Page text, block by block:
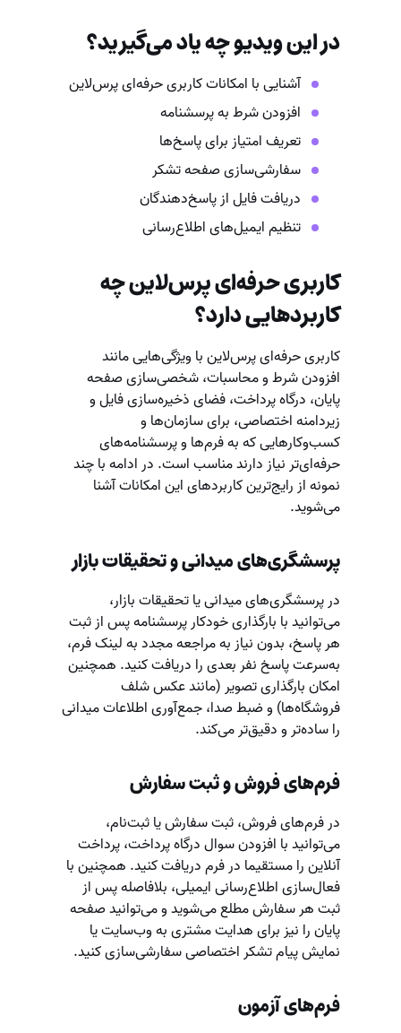
در این ویدیو چه یاد می‌گیرید؟
آشنایی با امکانات کاربری حرفه‌ای پرس‌لاین
افزودن شرط به پرسشنامه
تعریف امتیاز برای پاسخ‌ها
سفارشی‌سازی صفحه تشکر
دریافت فایل از پاسخ‌دهندگان
تنظیم ایمیل‌های اطلاع‌رسانی
کاربری حرفه‌ای پرس‌لاین چه
کاربردهایی دارد؟
کاربری حرفه‌ای پرس‌لاین با ویژگی‌هایی مانند
افزودن شرط و محاسبات، شخصی‌سازی صفحه
پایان، درگاه پرداخت، فضای ذخیره‌سازی فایل و
زیردامنه اختصاصی، برای سازمان‌ها و
کسب‌وکارهایی که به فرم‌ها و پرسشنامه‌های
حرفه‌ای‌تر نیاز دارند مناسب است. در ادامه با چند
نمونه از رایج‌ترین کاربردهای این امکانات آشنا
می‌شوید.
پرسشگری‌های میدانی و تحقیقات بازار
در پرسشگری‌های میدانی یا تحقیقات بازار،
می‌توانید با بارگذاری خودکار پرسشنامه پس از ثبت
هر پاسخ، بدون نیاز به مراجعه مجدد به لینک فرم،
به‌سرعت پاسخ نفر بعدی را دریافت کنید. همچنین
امکان بارگذاری تصویر (مانند عکس شلف
فروشگاه‌ها) و ضبط صدا، جمع‌آوری اطلاعات میدانی
را ساده‌تر و دقیق‌تر می‌کند.
فرم‌های فروش و ثبت سفارش
در فرم‌های فروش، ثبت سفارش یا ثبت‌نام،
می‌توانید با افزودن سوال درگاه پرداخت، پرداخت
آنلاین را مستقیما در فرم دریافت کنید. همچنین با
فعال‌سازی اطلاع‌رسانی ایمیلی، بلافاصله پس از
ثبت هر سفارش مطلع می‌شوید و می‌توانید صفحه
پایان را نیز برای هدایت مشتری به وب‌سایت یا
نمایش پیام تشکر اختصاصی سفارشی‌سازی کنید.
فرم‌های آزمون